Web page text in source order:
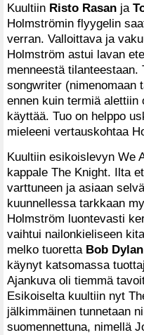
Kuultiin Risto Rasan ja
Holmströmin flyygelin
verran. Valloittava ja
Holmström astui lavan
menneestä
songwriter (nimenomaan
ennen kuin termiä alettiin
käyttää. Tuo on helppo
mieleeni vertauskohtaa
Kuultiin esikoislevyn We
kappale The Knight. Ilta
varttuneen ja asiaan
kuunnellessa tarkkaan
Holmström luontevasti
vaihtui nailonkieliseen
melko tuoretta Bob Dylan
käynyt katsomassa
Ajankuva oli tiemmä
Esikoiselta kuultiin nyt
jälkimmäinen tunnetaan
suomennettuna, nimellä